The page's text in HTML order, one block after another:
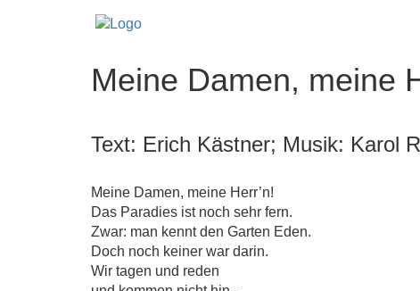
Meine Damen, meine
Text: Erich Kästner; Musik: Karol
Meine Damen, meine Herr’n!
Das Paradies ist noch sehr fern.
Zwar: man kennt den Garten Eden.
Doch noch keiner war darin.
Wir tagen und reden